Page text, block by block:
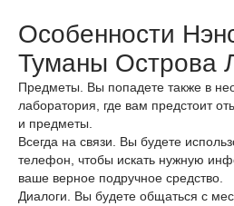
Особенности
Туманы Острова
Предметы. Вы попадете также в
лаборатория, где вам предстоит
и предметы.
Всегда на связи. Вы будете
телефон, чтобы искать нужную
ваше верное подручное средство.
Диалоги. Вы будете общаться с